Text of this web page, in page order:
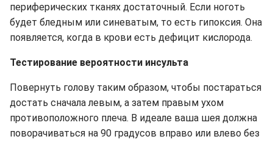
периферических тканях достаточный. Если ноготь
будет бледным или синеватым, то есть гипоксия. Она
появляется, когда в крови есть дефицит кислорода.
Тестирование вероятности инсульта
Повернуть голову таким образом, чтобы постараться
достать сначала левым, а затем правым ухом
противоположного плеча. В идеале ваша шея должна
поворачиваться на 90 градусов вправо или влево без